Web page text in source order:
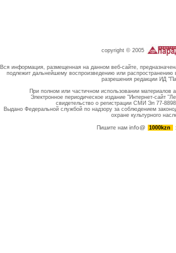
copyright © 2005
Вся информация, размещенная на данном веб-сайте,
подлежит дальнейшему воспроизведению или распространению
разрешения редакции ИД
При полном или частичном использовании материалов
Электронное периодическое издание "Интернет-сайт
свидетельство о регистрации СМИ Эл 77-
Выдано Федеральной службой по надзору за соблюдением
охране культурного
Пишите намinfo@ 1000kzn